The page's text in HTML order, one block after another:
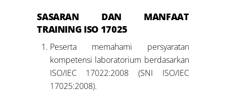
SASARAN DAN MANFAAT
TRAINING ISO 17025
Peserta memahami persyaratan
kompetensi laboratorium berdasarkan
ISO/IEC 17022:2008 (SNI ISO/IEC
17025:2008).